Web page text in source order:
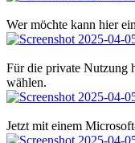
Wer möchte kann hier
Für die private Nutzung
wählen.
Jetzt mit einem